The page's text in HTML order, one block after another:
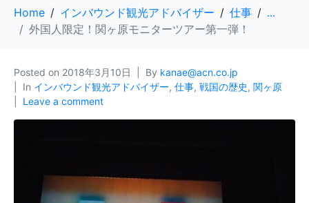
Home インバウンド観光アドバイザー 仕事
...
外国人限定！関ヶ原モニターツアー第一弾！
Posted on 2018年3月10日 By kanae@acn.co.jp
In インバウンド観光アドバイザー, 仕事, 戦国の歴史, 関ヶ原
Leave a comment